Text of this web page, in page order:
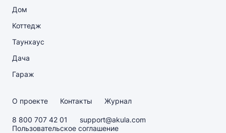
Дом
Коттедж
Таунхаус
Дача
Гараж
О проекте Контакты Журнал
8 800 707 42 01
support@akula.com
Пользовательское соглашение